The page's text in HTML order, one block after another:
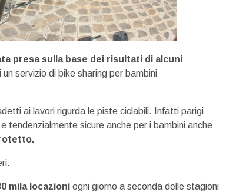
presa sulla base dei risultati di alcuni
servizio di bike sharing per bambini
ai lavori rigurda le piste ciclabili. Infatti parigi
tendenzialmente sicure anche per i bambini anche
mila locazioni ogni giorno a seconda delle stagioni